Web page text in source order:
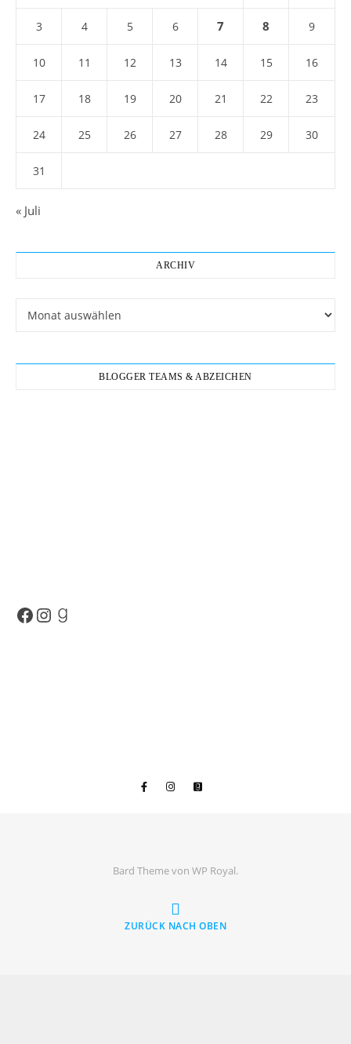
3 4 5 6 7 8 9
10 11 12 13 14 15 16
17 18 19 20 21 22 23
24 25 26 27 28 29 30
31
« Juli
ARCHIV
BLOGGER TEAMS & ABZEICHEN
Facebook
Instagram
Goodreads
Bard Theme von WP Royal.
ZURÜCK NACH OBEN